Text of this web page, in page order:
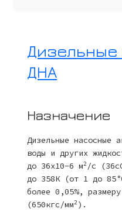
Дизельные
ДНА
Назначение
Дизельные насосные
воды и других
до 36x10-6 м2/с
до 358К (от 1 до
более 0,05%,
(650кгс/мм2).